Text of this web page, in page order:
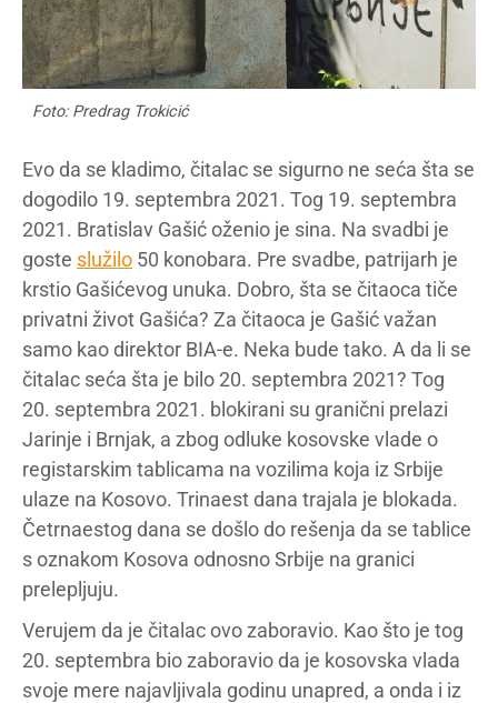
Foto: Predrag Trokicić
Evo da se kladimo, čitalac se sigurno ne seća šta se
dogodilo 19. septembra 2021. Tog 19. septembra
2021. Bratislav Gašić oženio je sina. Na svadbi je
goste služilo 50 konobara. Pre svadbe, patrijarh je
krstio Gašićevog unuka. Dobro, šta se čitaoca tiče
privatni život Gašića? Za čitaoca je Gašić važan
samo kao direktor BIA-e. Neka bude tako. A da li se
čitalac seća šta je bilo 20. septembra 2021? Tog
20. septembra 2021. blokirani su granični prelazi
Jarinje i Brnjak, a zbog odluke kosovske vlade o
registarskim tablicama na vozilima koja iz Srbije
ulaze na Kosovo. Trinaest dana trajala je blokada.
Četrnaestog dana se došlo do rešenja da se tablice
s oznakom Kosova odnosno Srbije na granici
prelepljuju.
Verujem da je čitalac ovo zaboravio. Kao što je tog
20. septembra bio zaboravio da je kosovska vlada
svoje mere najavljivala godinu unapred, a onda i iz